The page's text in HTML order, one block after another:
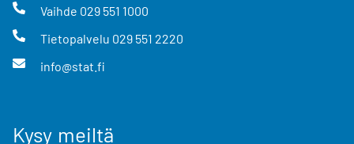
Vaihde 029 551 1000
Tietopalvelu 029 551 2220
info@stat.fi
Kysy meiltä